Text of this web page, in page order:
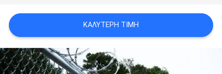
POLICY
ΚΑΛΎΤΕΡΗ ΤΙΜΉ